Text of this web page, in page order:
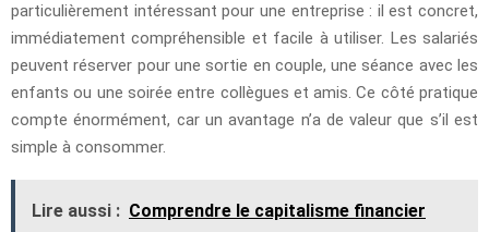
particulièrement intéressant pour une entreprise : il est concret,
immédiatement compréhensible et facile à utiliser. Les salariés
peuvent réserver pour une sortie en couple, une séance avec les
enfants ou une soirée entre collègues et amis. Ce côté pratique
compte énormément, car un avantage n’a de valeur que s’il est
simple à consommer.
Lire aussi : Comprendre le capitalisme financier